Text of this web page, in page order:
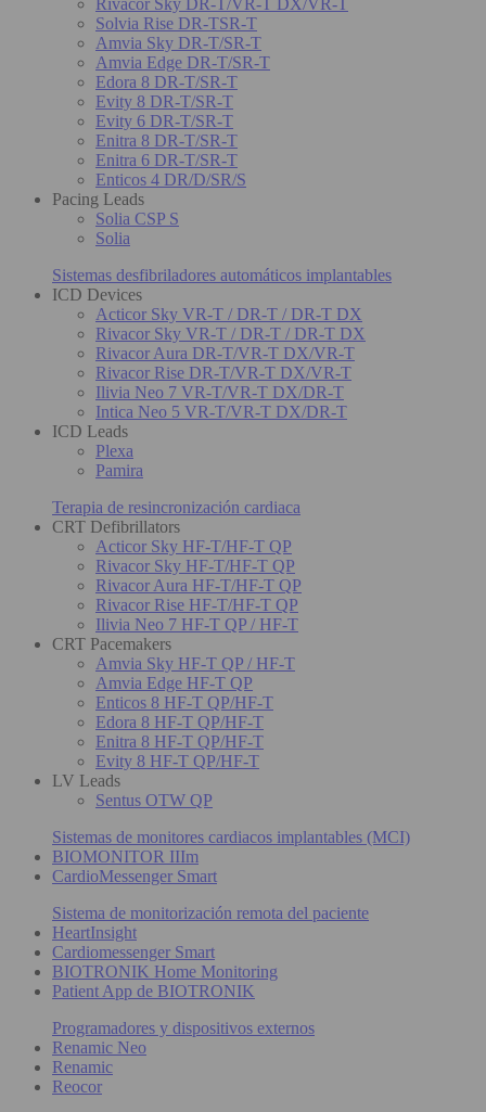
Solvia Rise DR-TSR-T
Amvia Sky DR-T/SR-T
Amvia Edge DR-T/SR-T
Edora 8 DR-T/SR-T
Evity 8 DR-T/SR-T
Evity 6 DR-T/SR-T
Enitra 8 DR-T/SR-T
Enitra 6 DR-T/SR-T
Enticos 4 DR/D/SR/S
Pacing Leads
Solia CSP S
Solia
Sistemas desfibriladores automáticos implantables
ICD Devices
Acticor Sky VR-T / DR-T / DR-T DX
Rivacor Sky VR-T / DR-T / DR-T DX
Rivacor Aura DR-T/VR-T DX/VR-T
Rivacor Rise DR-T/VR-T DX/VR-T
Ilivia Neo 7 VR-T/VR-T DX/DR-T
Intica Neo 5 VR-T/VR-T DX/DR-T
ICD Leads
Plexa
Pamira
Terapia de resincronización cardiaca
CRT Defibrillators
Acticor Sky HF-T/HF-T QP
Rivacor Sky HF-T/HF-T QP
Rivacor Aura HF-T/HF-T QP
Rivacor Rise HF-T/HF-T QP
Ilivia Neo 7 HF-T QP / HF-T
CRT Pacemakers
Amvia Sky HF-T QP / HF-T
Amvia Edge HF-T QP
Enticos 8 HF-T QP/HF-T
Edora 8 HF-T QP/HF-T
Enitra 8 HF-T QP/HF-T
Evity 8 HF-T QP/HF-T
LV Leads
Sentus OTW QP
Sistemas de monitores cardiacos implantables (MCI)
BIOMONITOR IIIm
CardioMessenger Smart
Sistema de monitorización remota del paciente
HeartInsight
Cardiomessenger Smart
BIOTRONIK Home Monitoring
Patient App de BIOTRONIK
Programadores y dispositivos externos
Renamic Neo
Renamic
Reocor